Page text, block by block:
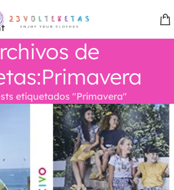
de
etiquetados "Primavera"